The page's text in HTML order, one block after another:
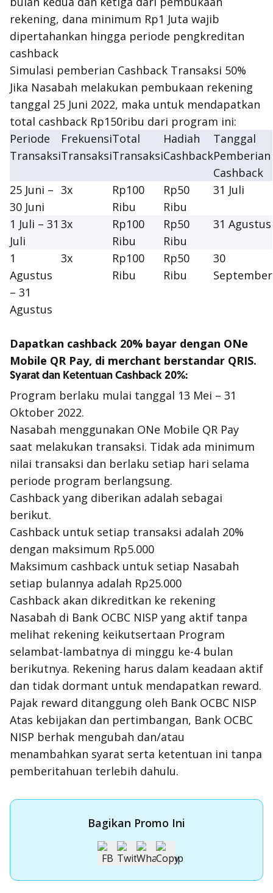
rekening, dana minimum Rp1 Juta wajib
dipertahankan hingga periode pengkreditan
cashback
Simulasi pemberian Cashback Transaksi 50%
Jika Nasabah melakukan pembukaan rekening
tanggal 25 Juni 2022, maka untuk mendapatkan
total cashback Rp150ribu dari program ini:
Periode
Transaksi
Frekuensi
Transaksi
Total
Transaksi
Hadiah
Cashback
Tanggal
Pemberian
Cashback
25 Juni –
30 Juni
3x
Rp100
Ribu
Rp50
Ribu
31 Juli
1 Juli – 31
Juli
3x
Rp100
Ribu
Rp50
Ribu
31 Agustus
1
Agustus
– 31
Agustus
3x
Rp100
Ribu
Rp50
Ribu
30
September
Dapatkan cashback 20% bayar dengan ONe
Mobile QR Pay, di merchant berstandar QRIS.
Syarat dan Ketentuan Cashback 20%:
Program berlaku mulai tanggal 13 Mei – 31
Oktober 2022.
Nasabah menggunakan ONe Mobile QR Pay
saat melakukan transaksi. Tidak ada minimum
nilai transaksi dan berlaku setiap hari selama
periode program berlangsung.
Cashback yang diberikan adalah sebagai
berikut.
Cashback untuk setiap transaksi adalah 20%
dengan maksimum Rp5.000
Maksimum cashback untuk setiap Nasabah
setiap bulannya adalah Rp25.000
Cashback akan dikreditkan ke rekening
Nasabah di Bank OCBC NISP yang aktif tanpa
melihat rekening keikutsertaan Program
selambat-lambatnya di minggu ke-4 bulan
berikutnya. Rekening harus dalam keadaan aktif
dan tidak dormant untuk mendapatkan reward.
Pajak reward ditanggung oleh Bank OCBC NISP
Atas kebijakan dan pertimbangan, Bank OCBC
NISP berhak mengubah dan/atau
menambahkan syarat serta ketentuan ini tanpa
pemberitahuan terlebih dahulu.
Bagikan Promo Ini
Apply Kartu Kredit OCBC NISP